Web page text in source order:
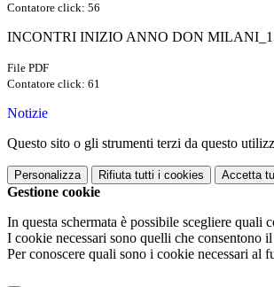
Contatore click: 56
INCONTRI INIZIO ANNO DON
File PDF
Contatore click: 61
Notizie
Questo sito o gli strumenti terzi da questo
Personalizza Rifiuta tutti i cookies Accetta
Gestione cookie
In questa schermata è possibile scegliere quali
I cookie necessari sono quelli che consentono
Per conoscere quali sono i cookie necessari al